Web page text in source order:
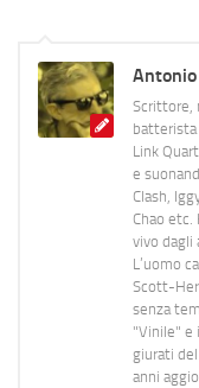
Antonio
Scrittore,
batterista
Link
e
Clash,
Chao
vivo dagli
L’uomo
Scott-
senza
"Vinile" e
giurati
anni